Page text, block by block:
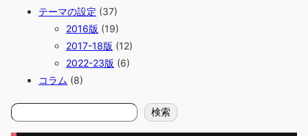
テーマの設定 (37)
2016版 (19)
2017-18版 (12)
2022-23版 (6)
コラム (8)
検
索
検索